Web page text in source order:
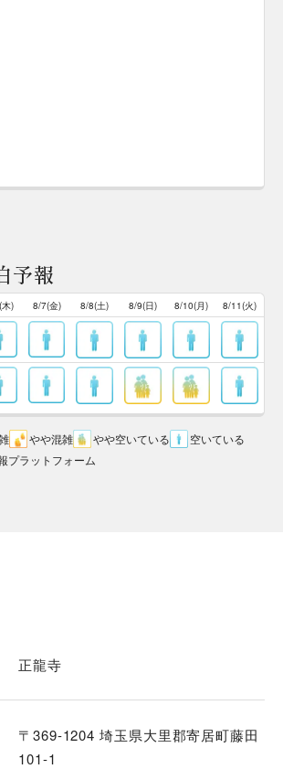
予報
) 8/7(金) 8/8(土) 8/9(日) 8/10(月) 8/11(火)
やや混雑 やや空いている
空いている
プラットフォーム
正龍寺
〒369-1204 埼玉県大里郡寄居町藤田
101-1